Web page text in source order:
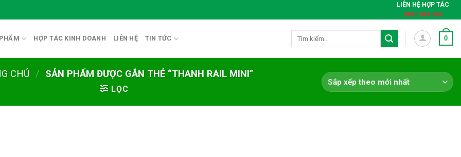
LIÊN HỆ HỢP TÁC
0901 004 334
HỢP TÁC KINH DOANH LIÊN HỆ TIN TỨC 0
CHỦ / SẢN PHẨM ĐƯỢC GẮN THẺ “THANH RAIL MINI”
LỌC